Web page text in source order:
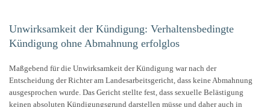
Unwirksamkeit der Kündigung: Verhaltensbedingte
Kündigung ohne Abmahnung erfolglos
Maßgebend für die Unwirksamkeit der Kündigung war nach der
Entscheidung der Richter am Landesarbeitsgericht, dass keine Abmahnung
ausgesprochen wurde. Das Gericht stellte fest, dass sexuelle Belästigung
keinen absoluten Kündigungsgrund darstellen müsse und daher auch in